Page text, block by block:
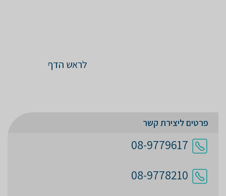
לראש הדף
פרטים ליצירת קשר
08-9779617
08-9778210